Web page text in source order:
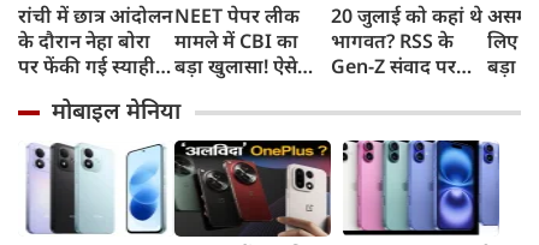
रांची में छात्र आंदोलन
के दौरान नेहा बोरा
पर फेंकी गई स्याही,
पेलेट से नहीं डरे, इससे
भी नहीं डरेंगे
NEET पेपर लीक
मामले में CBI का
बड़ा खुलासा! ऐसे
हैरान करने वाला
तरीका आया सामने
20 जुलाई को कहां थे
भागवत? RSS के
Gen-Z संवाद पर
हमला, बोले- अब
बहुत देर हो गई!
असम
लिए
बड़ा
रुपए
मोबाइल मेनिया